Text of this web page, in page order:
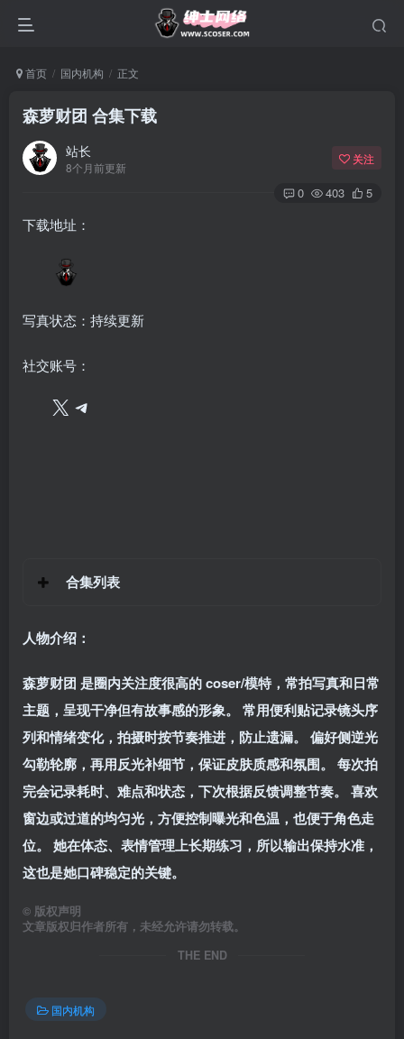
首页 国内机构 正文
森萝财团 合集下载
站长
8个月前更新
关注
0 403 5
下载地址：
写真状态：持续更新
社交账号：
合集列表
人物介绍：
森萝财团 是圈内关注度很高的 coser/模特，常拍写真和日常
主题，呈现干净但有故事感的形象。 常用便利贴记录镜头序
列和情绪变化，拍摄时按节奏推进，防止遗漏。 偏好侧逆光
勾勒轮廓，再用反光补细节，保证皮肤质感和氛围。 每次拍
完会记录耗时、难点和状态，下次根据反馈调整节奏。 喜欢
窗边或过道的均匀光，方便控制曝光和色温，也便于角色走
位。 她在体态、表情管理上长期练习，所以输出保持水准，
这也是她口碑稳定的关键。
© 版权声明
文章版权归作者所有，未经允许请勿转载。
THE END
国内机构